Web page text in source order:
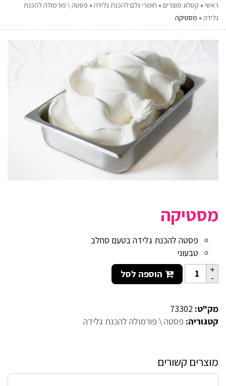
ראשי» קטלוג מוצרים » חומרי גלם להכנת גלידה » פסטה \ פורמולה להכנת
גלידה » מסטיקה
מסטיקה
פסטה להכנת גלידה בטעם סחלב
טבעוני
הוספה לסל
מק"ט: 73302
קטגוריה: פסטה \ פורמולה להכנת גלידה
מוצרים קשורים